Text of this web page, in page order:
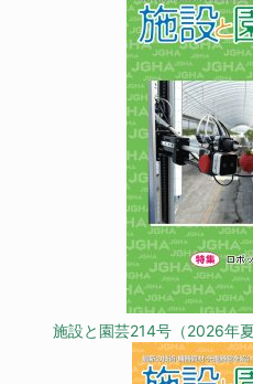
施設と園芸214号（2026年